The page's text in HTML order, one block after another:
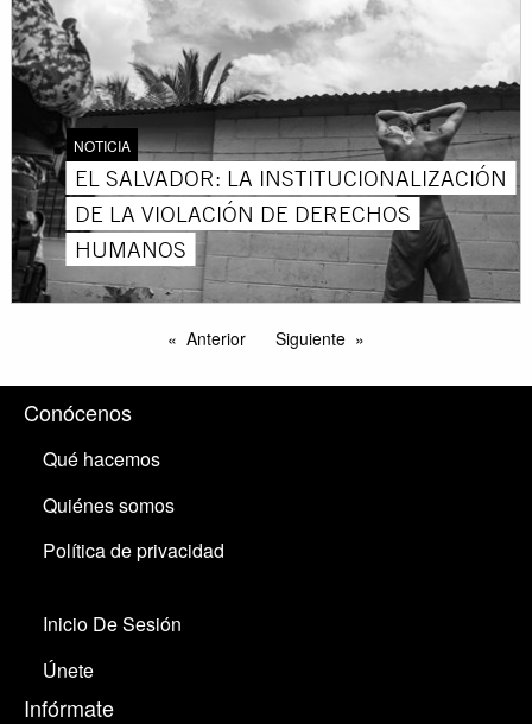
NOTICIA
EL SALVADOR: LA INSTITUCIONALIZACIÓN
DE LA VIOLACIÓN DE DERECHOS
HUMANOS
Anterior Siguiente
Conócenos
Qué hacemos
Quiénes somos
Política de privacidad
Inicio De Sesión
Únete
Infórmate